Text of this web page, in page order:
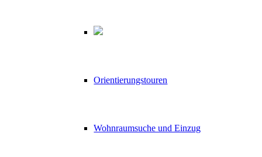
Orientierungstouren
Wohnraumsuche und Einzug